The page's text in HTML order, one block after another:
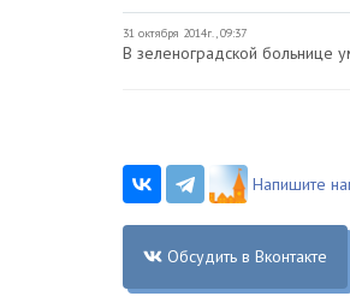
31 октября 2014г., 09:37
В зеленоградской больнице
Напишите
Обсудить в Вконтакте